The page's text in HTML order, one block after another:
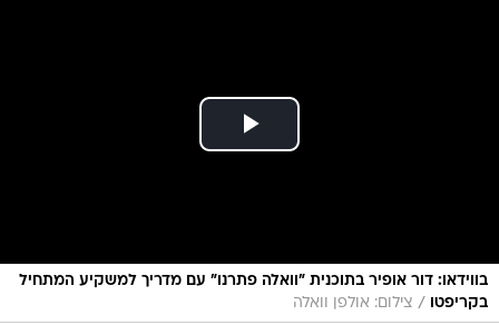
בווידאו: דור אופיר בתוכנית "וואלה פתרנו" עם מדריך למשקיע המתחיל
בקריפטו
/ צילום: אולפן וואלה